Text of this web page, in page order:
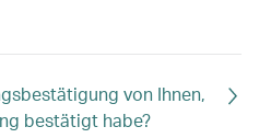
von Ihnen,
bestätigt habe?